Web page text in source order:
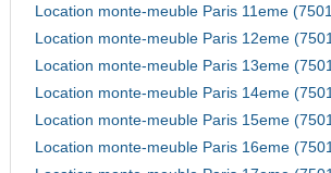
Location monte-meuble Paris 11eme
Location monte-meuble Paris 12eme
Location monte-meuble Paris 13eme
Location monte-meuble Paris 14eme
Location monte-meuble Paris 15eme
Location monte-meuble Paris 16eme